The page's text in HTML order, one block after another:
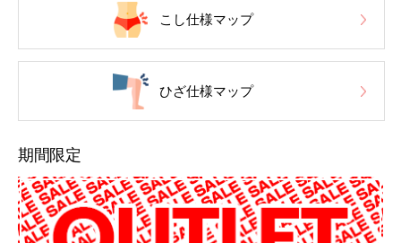
こし仕様マップ
ひざ仕様マップ
期間限定